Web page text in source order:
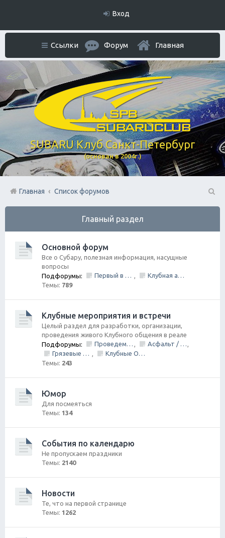
Вход
SUBARU Клуб Санкт-Петербург
(основан в 2004г.)
Ссылки Форум Главная
Главная
Список форумов
П
Главный раздел
Основной форум
Все о Субару, полезная информация, насущные
вопросы
Подфорумы:
Первый в Петербурге Subafest 2015 ,
Клубная атрибутика
Темы: 789
Клубные мероприятия и встречи
Целый раздел для разработки, организации,
проведения живого Клубного общения в реале
Подфорумы:
Проведем День Рождения Клуба, ВМЕСТЕ! , Асфальт / Грунт Покатушки
,
Грязевые покатушки/ Оффроуд
,
Клубные Ориентирования
Темы: 243
Юмор
Для посмеяться
Темы: 134
События по календарю
Не пропускаем праздники
Темы: 2140
Новости
Те, что на первой странице
Темы: 1262